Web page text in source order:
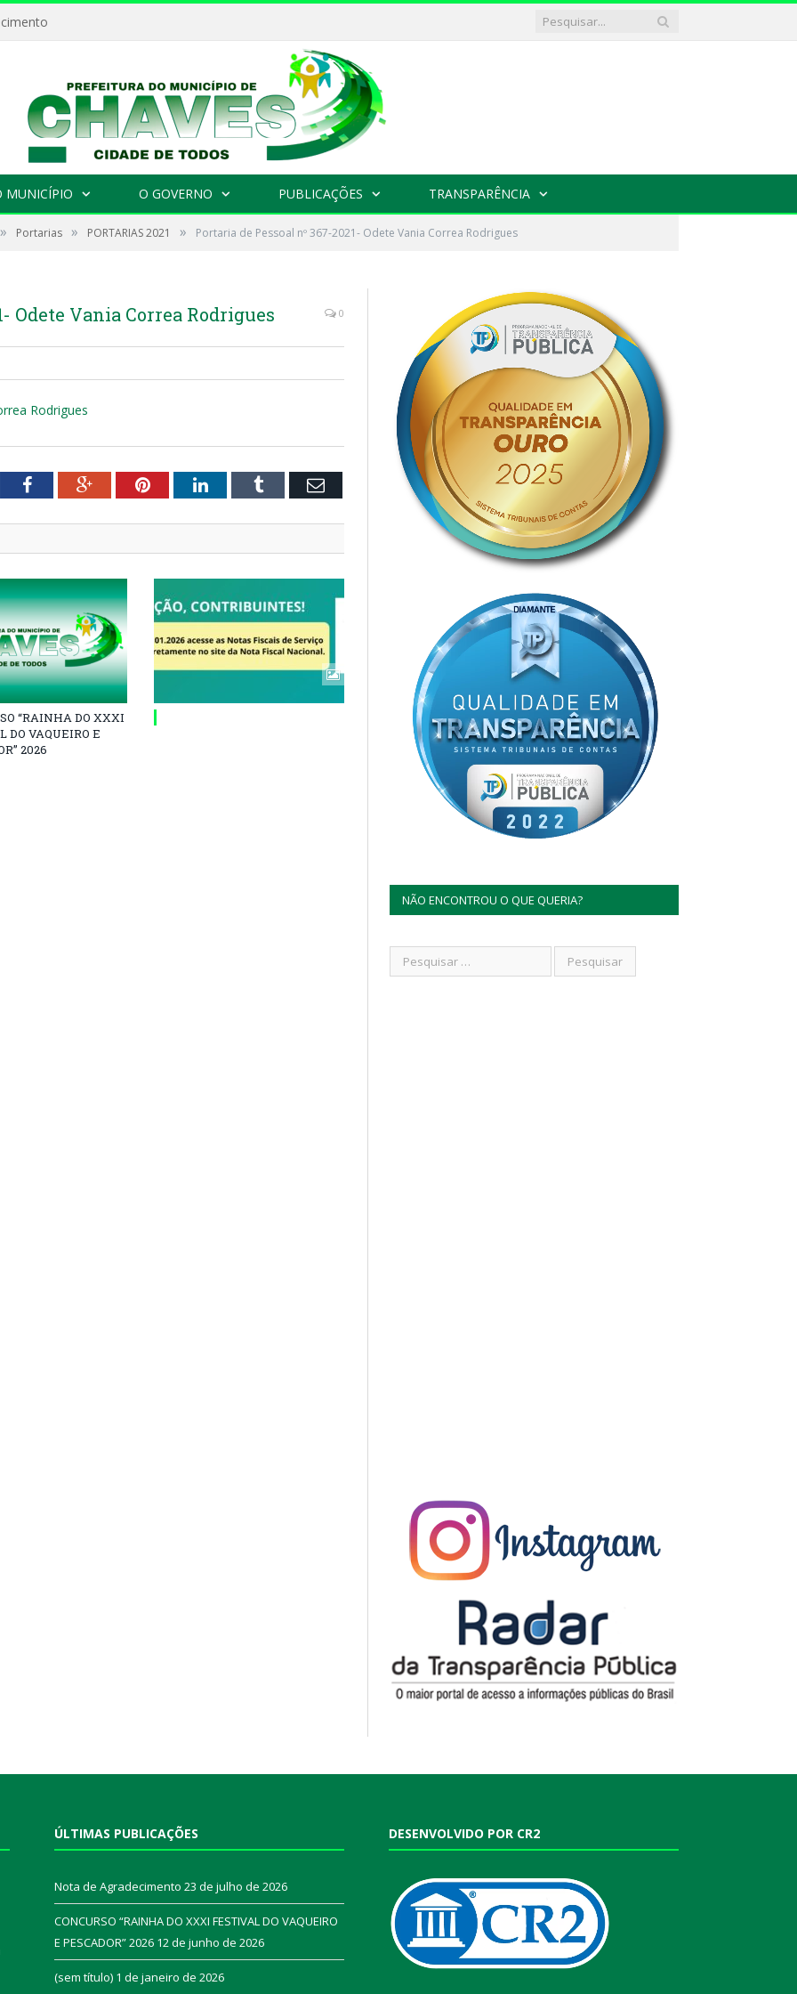
MUNICÍPIO O GOVERNO PUBLICAÇÕES TRANSPARÊNCIA
» Portarias » PORTARIAS 2021 » Portaria de Pessoal nº 367-2021- Odete Vania Correa Rodrigues
Odete Vania Correa Rodrigues 0
Rodrigues
FacebookGoogle+PinterestLinkedInTumblr Email
“RAINHA DO XXXI
DO VAQUEIRO E
2026
NÃO ENCONTROU O QUE QUERIA?
ÚLTIMAS PUBLICAÇÕES
Nota de Agradecimento 23 de julho de 2026
CONCURSO “RAINHA DO XXXI FESTIVAL DO VAQUEIRO
E PESCADOR” 2026 12 de junho de 2026
(sem título) 1 de janeiro de 2026
DESENVOLVIDO POR CR2